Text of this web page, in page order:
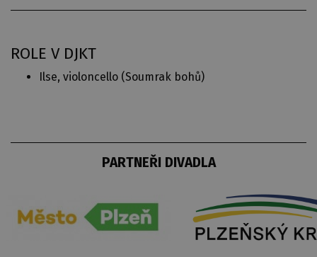
ROLE V DJKT
Ilse, violoncello (Soumrak bohů)
PARTNEŘI DIVADLA